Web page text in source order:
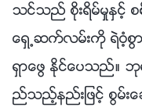
သင္သည္ စိုးရိမ္မႈႏွင့္
ေရွ႕ဆက္လမ္းကို ရဲဝံ့စြ
ရွာေဖြ ႏိုင္ေပသည္။
ည္သည့္နည္းျဖင့္ စြမ္